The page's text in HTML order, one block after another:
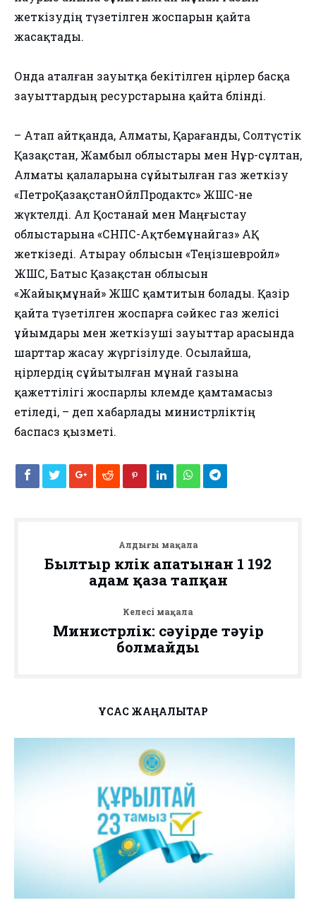
жеткізудің түзетілген жоспарын қайта
жасақтады.
Онда аталған зауытқа бекітілген өңірлер басқа
зауыттардың ресурстарына қайта бөлінді.
– Атап айтқанда, Алматы, Қарағанды, Солтүстік
Қазақстан, Жамбыл облыстары мен Нұр-сұлтан,
Алматы қалаларына сұйытылған газ жеткізу
«ПетроҚазақстанОйлПродактс» ЖШС-не
жүктелді. Ал Қостанай мен Маңғыстау
облыстарына «СНПС-Ақтөбемұнайгаз» АҚ
жеткізеді. Атырау облысын «Теңізшевройл»
ЖШС, Батыс Қазақстан облысын
«Жайықмұнай» ЖШС қамтитын болады. Қазір
қайта түзетілген жоспарға сәйкес газ желісі
ұйымдары мен жеткізуші зауыттар арасында
шарттар жасау жүргізілуде. Осылайша,
өңірлердің сұйытылған мұнай газына
қажеттілігі жоспарлы көлемде қамтамасыз
етіледі, – деп хабарлады министрліктің
баспасөз қызметі.
Алдыңғы мақала
Былтыр көлік апатынан 1 192
адам қаза тапқан
Келесі мақала
Министрлік: сәуірде тәуір
болмайды
ҰҚСАС ЖАҢАЛЫҚТАР